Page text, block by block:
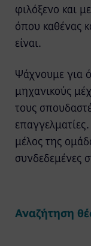
φιλόξενο και
όπου καθένας
είναι.
Ψάχνουμε για
μηχανικούς
τους
μέλος της
συνδεδεμένες
Αναζήτηση